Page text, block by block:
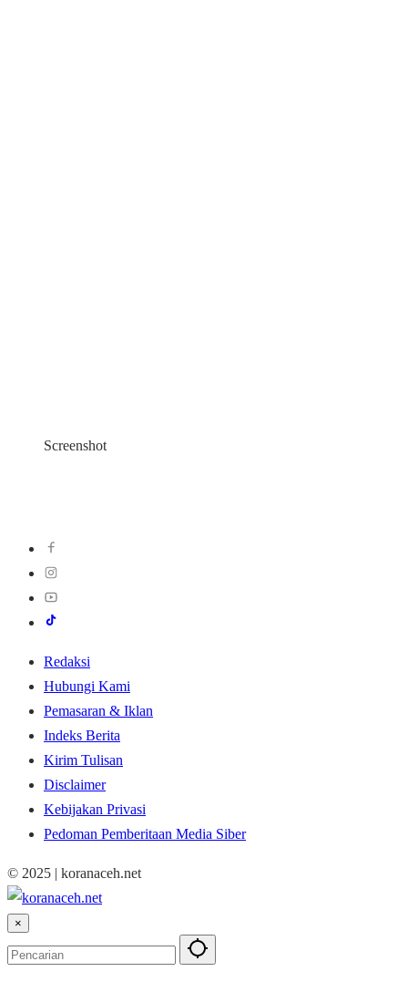
Screenshot
Redaksi
Hubungi Kami
Pemasaran & Iklan
Indeks Berita
Kirim Tulisan
Disclaimer
Kebijakan Privasi
Pedoman Pemberitaan Media Siber
© 2025 | koranaceh.net
×